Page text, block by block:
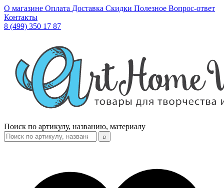
О магазине Оплата Доставка Скидки Полезное Вопрос-ответ
Контакты
8 (499) 350 17 87
Поиск по артикулу, названию, материалу
⌕